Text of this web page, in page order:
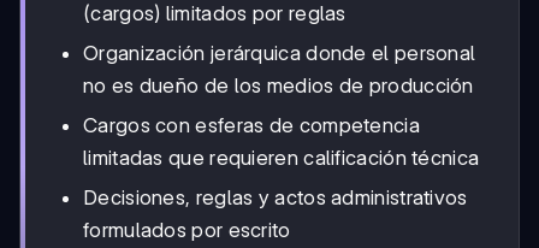
(cargos) limitados por reglas
Organización jerárquica donde el personal
no es dueño de los medios de producción
Cargos con esferas de competencia
limitadas que requieren calificación técnica
Decisiones, reglas y actos administrativos
formulados por escrito